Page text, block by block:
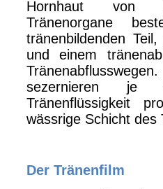
Hornhaut von
Tränenorgane
tränenbildenden
und einem
sezernieren
Tränenflüssigkeit
wässrige Schicht des
Der Tränenfilm